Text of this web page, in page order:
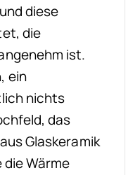
diese
die
ist.
ein
nichts
das
Glaskeramik
Wärme